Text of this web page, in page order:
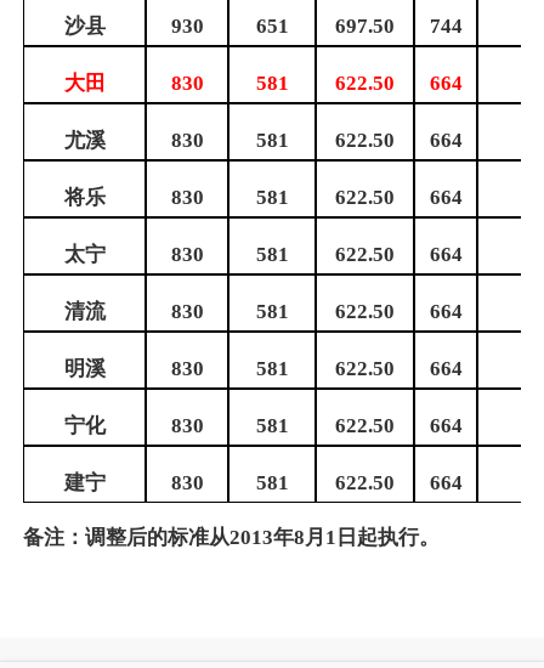
沙县 930 651 697.50 744
大田 830 581 622.50 664
尤溪 830 581 622.50 664
将乐 830 581 622.50 664
太宁 830 581 622.50 664
清流 830 581 622.50 664
明溪 830 581 622.50 664
宁化 830 581 622.50 664
建宁 830 581 622.50 664
备注：调整后的标准从2013年8月 1 日起执行。